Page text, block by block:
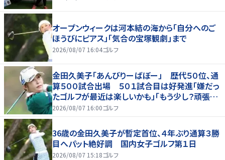
オープンウィークは河本結の海から「自分へのご
ほうびにピアス」「気合の宝塚観劇」まで
2026/08/07 16:04ゴルフ
金田久美子「あんびりーばぼー」 歴代５０位、通
算５００試合出場 ５０１試合目は好発進「嫌だっ
たゴルフが最近は楽しいかも」「もう少し？頑張り
たいな」
2026/08/07 16:00ゴルフ
36歳の金田久美子が暫定首位、４年ぶり通算３勝
目へパット絶好調 国内女子ゴルフ第１日
2026/08/07 15:18ゴルフ